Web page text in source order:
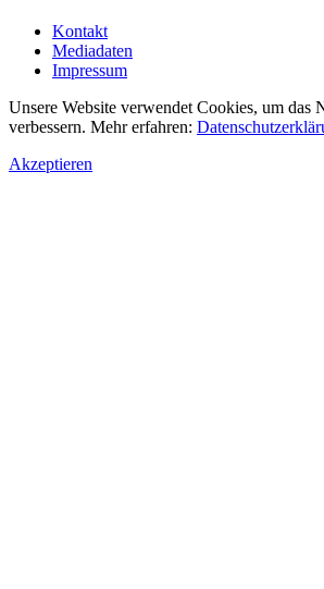
Kontakt
Mediadaten
Impressum
Unsere Website verwendet Cookies, um das
verbessern. Mehr erfahren:
Akzeptieren